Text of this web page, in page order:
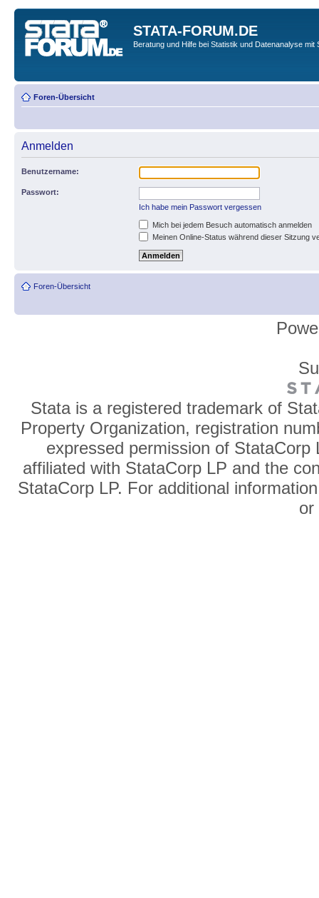
STATA-FORUM.DE
Beratung und Hilfe bei Statistik und Datenanalyse mit
Foren-Übersicht
Anmelden
Benutzername:
Passwort:
Ich habe mein Passwort vergessen
Mich bei jedem Besuch automatisch anmelden
Meinen Online-Status während dieser Sitzung
Foren-Übersicht
Stata is a registered trademark of
Property Organization, registration
expressed permission of
affiliated with StataCorp LP and the
StataCorp LP. For additional
or